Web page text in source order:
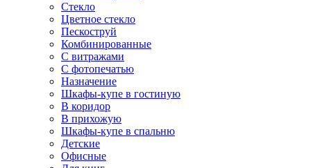
Стекло
Цветное стекло
Пескоструй
Комбинированные
С витражами
С фотопечатью
Назначение
Шкафы-купе в гостиную
В коридор
В прихожую
Шкафы-купе в спальню
Детские
Офисные